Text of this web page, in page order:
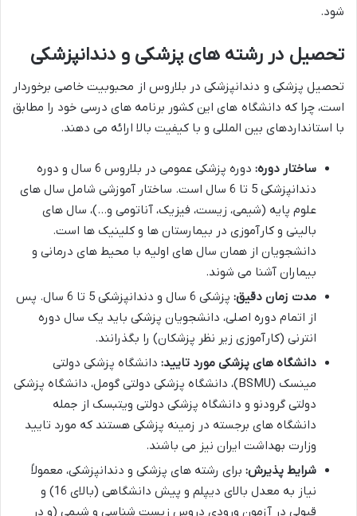
شود.
تحصیل در رشته های پزشکی و دندانپزشکی
تحصیل پزشکی و دندانپزشکی در بلاروس از محبوبیت خاصی برخوردار
است، چرا که دانشگاه های این کشور برنامه های درسی خود را مطابق
با استانداردهای بین المللی و با کیفیت بالا ارائه می دهند.
ساختار دوره:
دوره پزشکی عمومی در بلاروس 6 سال و دوره
دندانپزشکی 5 تا 6 سال است. ساختار آموزشی شامل سال های
علوم پایه (شیمی، زیست، فیزیک، آناتومی و…)، سال های
بالینی و کارآموزی در بیمارستان ها و کلینیک ها است.
دانشجویان از همان سال های اولیه با محیط های درمانی و
بیماران آشنا می شوند.
مدت زمان دقیق:
پزشکی 6 سال و دندانپزشکی 5 تا 6 سال. پس
از اتمام دوره اصلی، دانشجویان پزشکی باید یک سال دوره
انترنی (کارآموزی زیر نظر پزشکان) را بگذرانند.
دانشگاه های پزشکی مورد تایید: دانشگاه پزشکی دولتی
مینسک (BSMU)، دانشگاه پزشکی دولتی گومل، دانشگاه پزشکی
دولتی گرودنو و دانشگاه پزشکی دولتی ویتبسک از جمله
دانشگاه های برجسته در زمینه پزشکی هستند که مورد تایید
وزارت بهداشت ایران نیز می باشند.
شرایط پذیرش: برای رشته های پزشکی و دندانپزشکی، معمولاً
نیاز به معدل بالای دیپلم و پیش دانشگاهی (بالای 16) و
قبولی در آزمون ورودی دروس زیست شناسی و شیمی (و در